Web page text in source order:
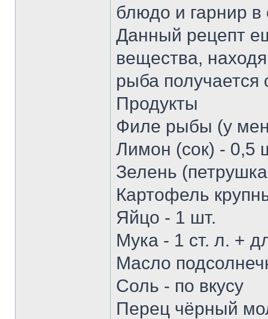
блюдо и гарнир в
Данный рецепт
вещества,
рыба получается
Продукты
Филе рыбы (у
Лимон (сок) - 0,5
Зелень
Картофель
Яйцо - 1 шт.
Мука - 1 ст. л. +
Масло
Соль - по вкусу
Перец чёрный